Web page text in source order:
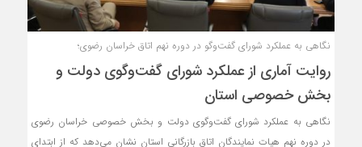
نگاهی به عملکرد شورای گفت‌وگو در دوره نهم اتاق خراسان رضوی؛
روایت آماری از عملکرد شورای گفت‌وگوی دولت و
بخش خصوصی استان
نگاهی به عملکرد شورای گفت‌وگوی دولت و بخش خصوصی خراسان رضوی
در دوره نهم هیات نمایندگان اتاق بازرگانی استان نشان می‌دهد که از ابتدای